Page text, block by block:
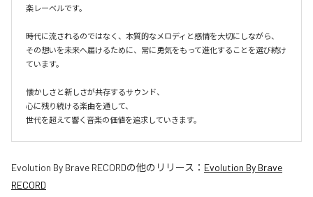
楽レーベルです。
時代に流されるのではなく、本質的なメロディと感情を大切にしながら、
その想いを未来へ届けるために、常に勇気をもって進化することを選び続け
ています。
懐かしさと新しさが共存するサウンド、
心に残り続ける楽曲を通して、
世代を超えて響く音楽の価値を追求していきます。
Evolution By Brave RECORDの他のリリース： Evolution By Brave
RECORD